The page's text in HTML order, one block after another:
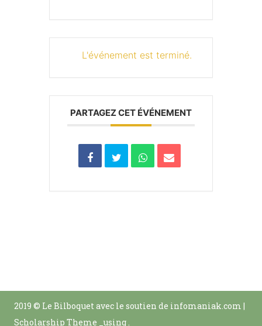
L'événement est terminé.
PARTAGEZ CET ÉVÉNEMENT
2019 © Le Bilboquet avec le soutien de infomaniak.com |
Scholarship Theme _using